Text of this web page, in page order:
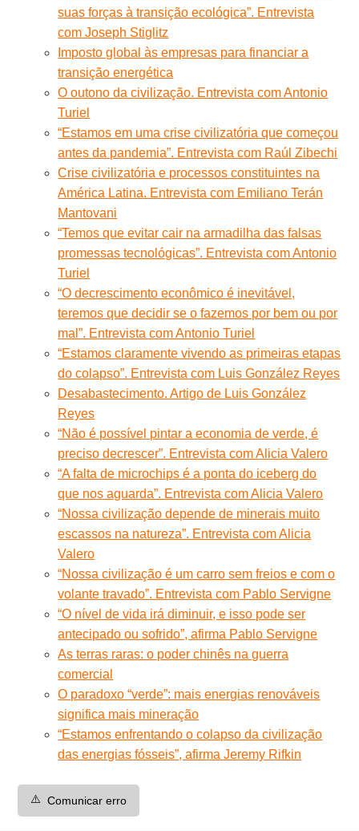
suas forças à transição ecológica”. Entrevista
com Joseph Stiglitz
Imposto global às empresas para financiar a
transição energética
O outono da civilização. Entrevista com Antonio
Turiel
“Estamos em uma crise civilizatória que começou
antes da pandemia”. Entrevista com Raúl Zibechi
Crise civilizatória e processos constituintes na
América Latina. Entrevista com Emiliano Terán
Mantovani
“Temos que evitar cair na armadilha das falsas
promessas tecnológicas”. Entrevista com Antonio
Turiel
“O decrescimento econômico é inevitável,
teremos que decidir se o fazemos por bem ou por
mal”. Entrevista com Antonio Turiel
“Estamos claramente vivendo as primeiras etapas
do colapso”. Entrevista com Luis González Reyes
Desabastecimento. Artigo de Luis González
Reyes
“Não é possível pintar a economia de verde, é
preciso decrescer”. Entrevista com Alicia Valero
“A falta de microchips é a ponta do iceberg do
que nos aguarda”. Entrevista com Alicia Valero
“Nossa civilização depende de minerais muito
escassos na natureza”. Entrevista com Alicia
Valero
“Nossa civilização é um carro sem freios e com o
volante travado”. Entrevista com Pablo Servigne
“O nível de vida irá diminuir, e isso pode ser
antecipado ou sofrido”, afirma Pablo Servigne
As terras raras: o poder chinês na guerra
comercial
O paradoxo “verde”: mais energias renováveis
significa mais mineração
“Estamos enfrentando o colapso da civilização
das energias fósseis”, afirma Jeremy Rifkin
⚠️ Comunicar erro